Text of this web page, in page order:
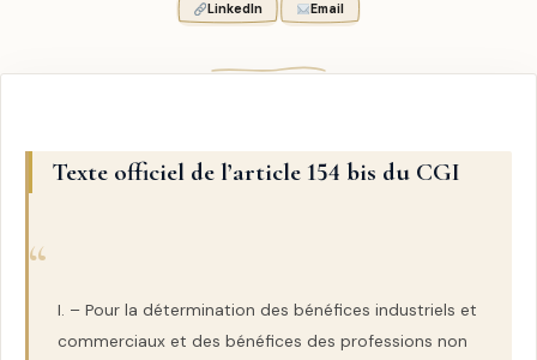
LinkedIn Email
Texte officiel de l’article 154 bis du CGI
I. – Pour la détermination des bénéfices industriels et
commerciaux et des bénéfices des professions non